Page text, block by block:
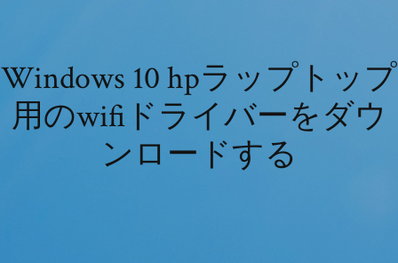
Windows 10 hpラップトップ
用のwifiドライバーをダウ
ンロードする